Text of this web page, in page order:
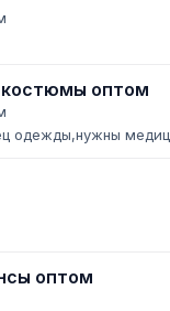
костюмы оптом
одежды,нужны
оптом